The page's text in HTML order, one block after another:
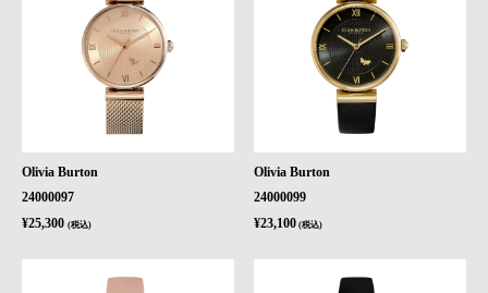
Olivia Burton
24000097
¥25,300 (税込)
Olivia Burton
24000099
¥23,100 (税込)